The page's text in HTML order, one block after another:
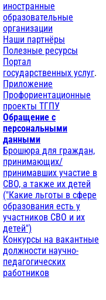
иностранные
образовательные
организации
Наши партнёры
Полезные ресурсы
Портал
государственных услуг.
Приложение
Профориентационные
проекты ТГПУ
Обращение с
персональными
данными
Брошюра для граждан,
принимающих/
принимавших участие в
СВО, а также их детей
("Какие льготы в сфере
образования есть у
участников СВО и их
детей")
Конкурсы на вакантные
должности научно-
педагогических
работников